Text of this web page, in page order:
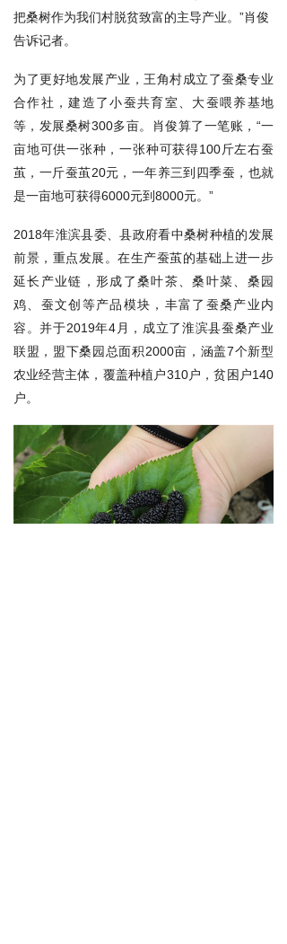
把桑树作为我们村脱贫致富的主导产业。”肖俊
告诉记者。
为了更好地发展产业，王角村成立了蚕桑专业
合作社，建造了小蚕共育室、大蚕喂养基地
等，发展桑树300多亩。肖俊算了一笔账，“一
亩地可供一张种，一张种可获得100斤左右蚕
茧，一斤蚕茧20元，一年养三到四季蚕，也就
是一亩地可获得6000元到8000元。”
2018年淮滨县委、县政府看中桑树种植的发展
前景，重点发展。在生产蚕茧的基础上进一步
延长产业链，形成了桑叶茶、桑叶菜、桑园
鸡、蚕文创等产品模块，丰富了蚕桑产业内
容。并于2019年4月，成立了淮滨县蚕桑产业
联盟，盟下桑园总面积2000亩，涵盖7个新型
农业经营主体，覆盖种植户310户，贫困户140
户。